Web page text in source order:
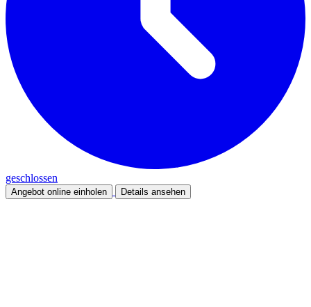
geschlossen
Angebot online einholen Details ansehen